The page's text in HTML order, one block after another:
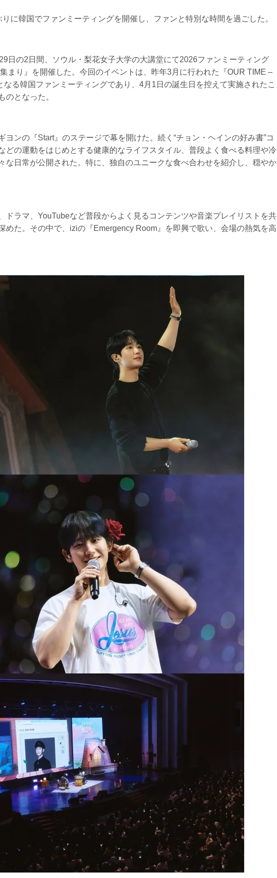
に韓国でファンミーティングを開催し、ファンと特別な時間を過ごした。
日の2日間、ソウル・梨花女子大学の大講堂にて2026ファンミーティング
まり』を開催した。今回のイベントは、昨年3月に行われた『OUR TIME –
なる韓国ファンミーティングであり、4月1日の誕生日を控えて実施されたこ
のとなった。
ヨンの『Start』のステージで幕を開けた。続く“チョン・ヘインの好み書”コ
どの運動をはじめとする健康的なライフスタイル、普段よく食べる料理や冷
な日常が公開された。特に、独自のユニークな食べ合わせを紹介し、穏やか
ドラマ、YouTubeなど普段からよく見るコンテンツや音楽プレイリストを共
めた。その中で、iziの『Emergency Room』を即興で歌い、会場の熱気を高